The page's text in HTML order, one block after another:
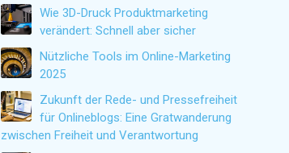
Wie 3D-Druck Produktmarketing
verändert: Schnell aber sicher
Nützliche Tools im Online-Marketing
2025
Zukunft der Rede- und Pressefreiheit
für Onlineblogs: Eine Gratwanderung
zwischen Freiheit und Verantwortung